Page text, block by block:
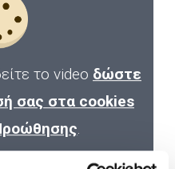
το video δώστε
σας στα cookies
.